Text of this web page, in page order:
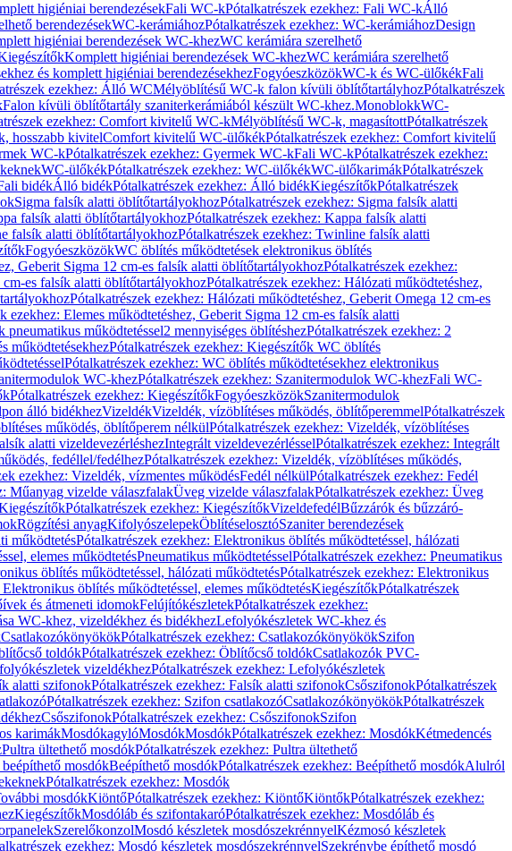
higiéniai berendezésekFali WC-kPótalkatrészek ezekhez: Fali WC-kÁlló
berendezésekWC-kerámiáhozPótalkatrészek ezekhez: WC-kerámiáhozDesign
higiéniai berendezések WC-khezWC kerámiára szerelhető
Komplett higiéniai berendezések WC-khezWC kerámiára szerelhető
és komplett higiéniai berendezésekhezFogyóeszközökWC-k és WC-ülőkékFali
ezekhez: Álló WCMélyöblítésű WC-k falon kívüli öblítőtartályhozPótalkatrészek
Falon kívüli öblítőtartály szaniterkerámiából készült WC-khez.MonoblokkWC-
ezekhez: Comfort kivitelű WC-kMélyöblítésű WC-k, magasítottPótalkatrészek
hosszabb kivitelComfort kivitelű WC-ülőkékPótalkatrészek ezekhez: Comfort kivitelű
WC-kPótalkatrészek ezekhez: Gyermek WC-kFali WC-kPótalkatrészek ezekhez:
WC-ülőkékPótalkatrészek ezekhez: WC-ülőkékWC-ülőkarimákPótalkatrészek
bidékÁlló bidékPótalkatrészek ezekhez: Álló bidékKiegészítőkPótalkatrészek
Sigma falsík alatti öblítőtartályokhozPótalkatrészek ezekhez: Sigma falsík alatti
falsík alatti öblítőtartályokhozPótalkatrészek ezekhez: Kappa falsík alatti
falsík alatti öblítőtartályokhozPótalkatrészek ezekhez: Twinline falsík alatti
FogyóeszközökWC öblítés működtetések elektronikus öblítés
Geberit Sigma 12 cm-es falsík alatti öblítőtartályokhozPótalkatrészek ezekhez:
es falsík alatti öblítőtartályokhozPótalkatrészek ezekhez: Hálózati működtetéshez,
Pótalkatrészek ezekhez: Hálózati működtetéshez, Geberit Omega 12 cm-es
ezekhez: Elemes működtetéshez, Geberit Sigma 12 cm-es falsík alatti
pneumatikus működtetéssel2 mennyiséges öblítéshezPótalkatrészek ezekhez: 2
működtetésekhezPótalkatrészek ezekhez: Kiegészítők WC öblítés
Pótalkatrészek ezekhez: WC öblítés működtetésekhez elektronikus
WC-khezPótalkatrészek ezekhez: Szanitermodulok WC-khezFali WC-
Pótalkatrészek ezekhez: KiegészítőkFogyóeszközökSzanitermodulok
álló bidékhezVizeldékVizeldék, vízöblítéses működés, öblítőperemmelPótalkatrészek
működés, öblítőperem nélkülPótalkatrészek ezekhez: Vizeldék, vízöblítéses
alatti vizeldevezérléshezIntegrált vizeldevezérlésselPótalkatrészek ezekhez: Integrált
fedéllel/fedélhezPótalkatrészek ezekhez: Vizeldék, vízöblítéses működés,
ezekhez: Vizeldék, vízmentes működésFedél nélkülPótalkatrészek ezekhez: Fedél
Műanyag vizelde válaszfalakÜveg vizelde válaszfalakPótalkatrészek ezekhez: Üveg
Pótalkatrészek ezekhez: KiegészítőkVizeldefedélBűzzárók és bűzzáró-
Rögzítési anyagKifolyószelepekÖblítéselosztóSzaniter berendezések
működtetésPótalkatrészek ezekhez: Elektronikus öblítés működtetéssel, hálózati
elemes működtetésPneumatikus működtetésselPótalkatrészek ezekhez: Pneumatikus
öblítés működtetéssel, hálózati működtetésPótalkatrészek ezekhez: Elektronikus
öblítés működtetéssel, elemes működtetésKiegészítőkPótalkatrészek
és átmeneti idomokFelújítókészletekPótalkatrészek ezekhez:
WC-khez, vizeldékhez és bidékhezLefolyókészletek WC-khez és
CsatlakozókönyökökPótalkatrészek ezekhez: CsatlakozókönyökökSzifon
toldókPótalkatrészek ezekhez: Öblítőcső toldókCsatlakozók PVC-
vizeldékhezPótalkatrészek ezekhez: Lefolyókészletek
alatti szifonokPótalkatrészek ezekhez: Falsík alatti szifonokCsőszifonokPótalkatrészek
Pótalkatrészek ezekhez: Szifon csatlakozóCsatlakozókönyökökPótalkatrészek
CsőszifonokPótalkatrészek ezekhez: CsőszifonokSzifon
karimákMosdókagylóMosdókMosdókPótalkatrészek ezekhez: MosdókKétmedencés
Pultra ültethető mosdókPótalkatrészek ezekhez: Pultra ültethető
mosdókBeépíthető mosdókPótalkatrészek ezekhez: Beépíthető mosdókAlulról
Pótalkatrészek ezekhez: Mosdók
mosdókKiöntőPótalkatrészek ezekhez: KiöntőKiöntőkPótalkatrészek ezekhez:
KiegészítőkMosdóláb és szifontakaróPótalkatrészek ezekhez: Mosdóláb és
SzerelőkonzolMosdó készletek mosdószekrénnyelKézmosó készletek
ezekhez: Mosdó készletek mosdószekrénnyelSzekrénybe építhető mosdó